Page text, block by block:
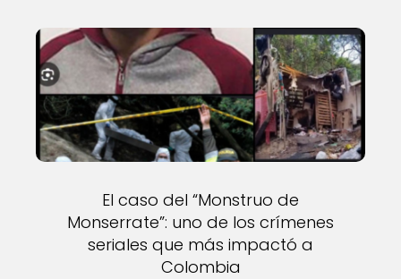
El caso del “Monstruo de
Monserrate”: uno de los crímenes
seriales que más impactó a
Colombia